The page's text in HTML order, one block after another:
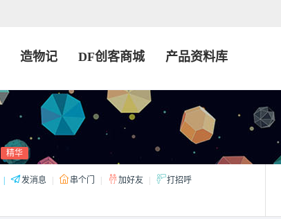
造物记 DF创客商城 产品资料库
精华
发消息 串个门 加好友 打招呼